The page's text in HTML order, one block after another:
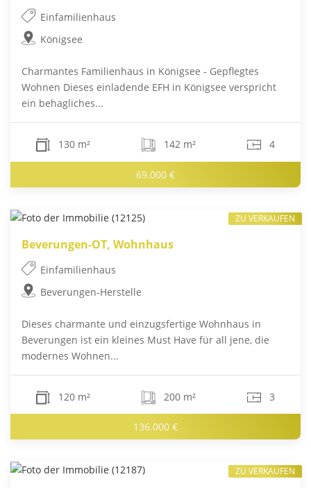
Einfamilienhaus
Königsee
Charmantes Familienhaus in Königsee - Gepflegtes
Wohnen Dieses einladende EFH in Königsee verspricht
ein behagliches...
130 m² 142 m² 4
69.000 €
Beverungen-OT, Wohnhaus
Einfamilienhaus
Beverungen-Herstelle
Dieses charmante und einzugsfertige Wohnhaus in
Beverungen ist ein kleines Must Have für all jene, die
modernes Wohnen...
120 m² 200 m² 3
136.000 €
ZU VERKAUFEN
ZU VERKAUFEN